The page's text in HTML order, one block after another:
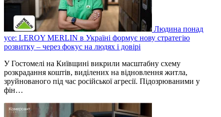
Людина понад
усе: LEROY MERLIN в Україні формує нову стратегію
розвитку – через фокус на людях і довірі
У Гостомелі на Київщині викрили масштабну схему
розкрадання коштів, виділених на відновлення житла,
зруйнованого під час російської агресії. Підозрюваними у
фін…